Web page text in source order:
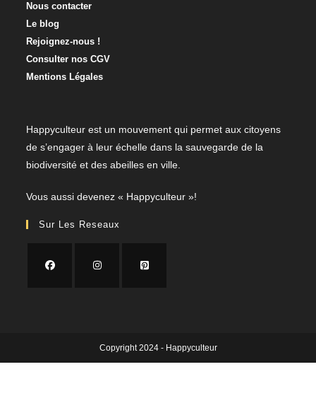
Nous contacter​
Le blog
Rejoignez-nous !
Consulter nos CGV
Mentions Légales
Happyculteur est un mouvement qui permet aux citoyens
de s’engager à leur échelle dans la sauvegarde de la
biodiversité et des abeilles en ville.
​Vous aussi devenez « Happyculteur »!
Sur Les Reseaux
Copyright 2024 - Happyculteur